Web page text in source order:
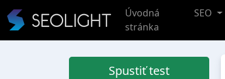
Úvodná
stránka
SEO
Spustiť test